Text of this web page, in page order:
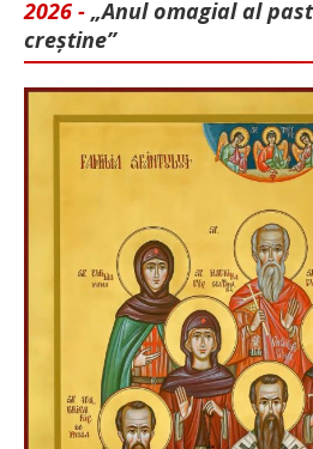
2026 - „Anul omagial al
creștine”